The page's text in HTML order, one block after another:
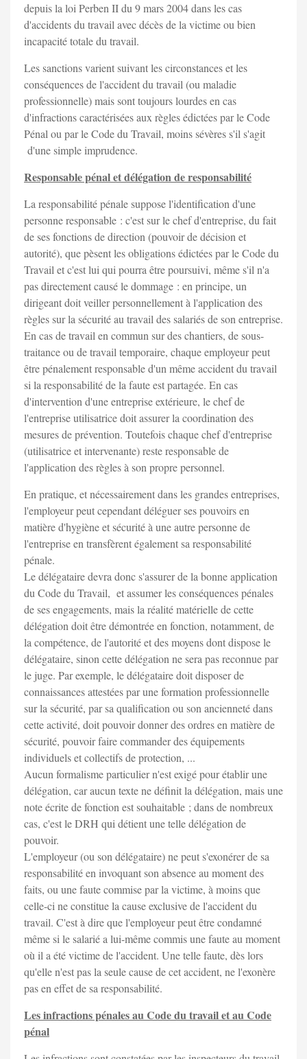
depuis la loi Perben II du 9 mars 2004 dans les cas
d'accidents du travail avec décès de la victime ou bien
incapacité totale du travail.
Les sanctions varient suivant les circonstances et les
conséquences de l'accident du travail (ou maladie
professionnelle) mais sont toujours lourdes en cas
d'infractions caractérisées aux règles édictées par le Code
Pénal ou par le Code du Travail, moins sévères s'il s'agit
d'une simple imprudence.
Responsable pénal et délégation de responsabilité
La responsabilité pénale suppose l'identification d'une
personne responsable : c'est sur le chef d'entreprise, du fait
de ses fonctions de direction (pouvoir de décision et
autorité), que pèsent les obligations édictées par le Code du
Travail et c'est lui qui pourra être poursuivi, même s'il n'a
pas directement causé le dommage : en principe, un
dirigeant doit veiller personnellement à l'application des
règles sur la sécurité au travail des salariés de son entreprise.
En cas de travail en commun sur des chantiers, de sous-
traitance ou de travail temporaire, chaque employeur peut
être pénalement responsable d'un même accident du travail
si la responsabilité de la faute est partagée. En cas
d'intervention d'une entreprise extérieure, le chef de
l'entreprise utilisatrice doit assurer la coordination des
mesures de prévention. Toutefois chaque chef d'entreprise
(utilisatrice et intervenante) reste responsable de
l'application des règles à son propre personnel.
En pratique, et nécessairement dans les grandes entreprises,
l'employeur peut cependant déléguer ses pouvoirs en
matière d'hygiène et sécurité à une autre personne de
l'entreprise en transfèrent également sa responsabilité
pénale.
Le délégataire devra donc s'assurer de la bonne application
du Code du Travail, et assumer les conséquences pénales
de ses engagements, mais la réalité matérielle de cette
délégation doit être démontrée en fonction, notamment, de
la compétence, de l'autorité et des moyens dont dispose le
délégataire, sinon cette délégation ne sera pas reconnue par
le juge. Par exemple, le délégataire doit disposer de
connaissances attestées par une formation professionnelle
sur la sécurité, par sa qualification ou son ancienneté dans
cette activité, doit pouvoir donner des ordres en matière de
sécurité, pouvoir faire commander des équipements
individuels et collectifs de protection, ...
Aucun formalisme particulier n'est exigé pour établir une
délégation, car aucun texte ne définit la délégation, mais une
note écrite de fonction est souhaitable ; dans de nombreux
cas, c'est le DRH qui détient une telle délégation de
pouvoir.
L'employeur (ou son délégataire) ne peut s'exonérer de sa
responsabilité en invoquant son absence au moment des
faits, ou une faute commise par la victime, à moins que
celle-ci ne constitue la cause exclusive de l'accident du
travail. C'est à dire que l'employeur peut être condamné
même si le salarié a lui-même commis une faute au moment
où il a été victime de l'accident. Une telle faute, dès lors
qu'elle n'est pas la seule cause de cet accident, ne l'exonère
pas en effet de sa responsabilité.
Les infractions pénales au Code du travail et au Code
pénal